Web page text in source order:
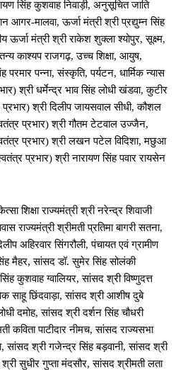
सिंह कुशवाह निवाड़ी, अनुसूचित जाति
आगर-मालवा, ऊर्जा मंत्री श्री प्रद्युम्न सिंह
ऊर्जा मंत्री श्री राकेश शुक्ला श्योपुर, सूक्ष्म,
काश्यप राजगढ़, उच्च शिक्षा, आयुष,
परमार पन्ना, संस्कृति, पर्यटन, धार्मिक न्यास
श्री धर्मेन्द्र भाव सिंह लोधी खंडवा, कुटीर
प्रभार) श्री दिलीप जायसवाल सीधी, कौशल
प्रभार) श्री गौतम टेटवाल उज्जैन,
प्रभार) श्री लखन पटेल विदिशा, मछुआ
प्रभार) श्री नारायण सिंह पवार रायसेन
शिक्षा राज्यमंत्री श्री नरेन्द्र शिवाजी
राज्यमंत्री श्रीमती प्रतिमा बागरी सतना,
अहिरवार सिंगरौली, पंचायत एवं ग्रामीण
मैहर, सांसद डॉ. सुमेर सिंह सोलंकी
कुशवाह ग्वालियर, सांसद श्री विष्णुदत्त
साहू छिंदवाड़ा, सांसद श्री आशीष दुबे
दमोह, सांसद श्री दर्शन सिंह चौधरी
कविता पाटीदार नीमच, सांसद राज्यसभा
सांसद श्री गजेन्द्र सिंह बड़वानी, सांसद श्री
सुधीर गुप्ता मंदसौर, सांसद श्रीमती लता